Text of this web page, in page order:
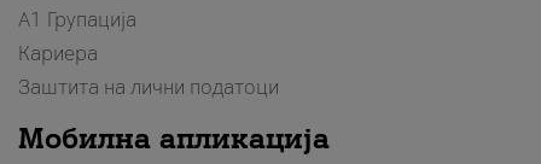
А1 Групација
Кариера
Заштита на лични податоци
Мобилна апликација